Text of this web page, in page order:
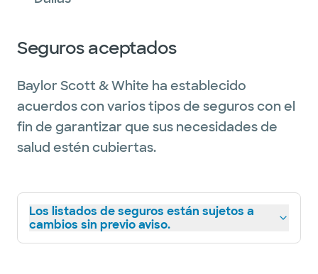
Seguros aceptados
Baylor Scott & White ha establecido
acuerdos con varios tipos de seguros con el
fin de garantizar que sus necesidades de
salud estén cubiertas.
Los listados de seguros están sujetos a
cambios sin previo aviso.